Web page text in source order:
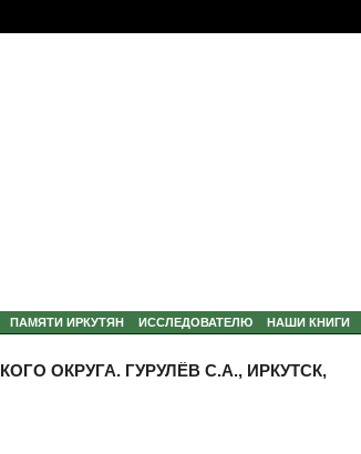
ПАМЯТИ ИРКУТЯН ИССЛЕДОВАТЕЛЮ НАШИ КНИГИ
ОКРУГА. ГУРУЛЁВ С.А., ИРКУТСК,